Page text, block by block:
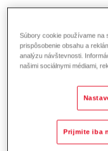
Riadiace
Súbory cookie používame na
prispôsobenie obsahu a
analýzu návštevnosti.
našimi sociálnymi médiami,
Prijmite iba